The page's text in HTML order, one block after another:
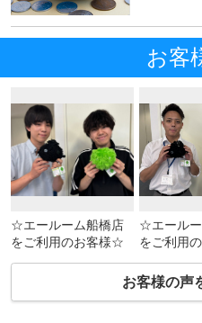
お客
☆エールーム船橋店
をご利用のお客様☆
☆エール
をご利用
お客様の声